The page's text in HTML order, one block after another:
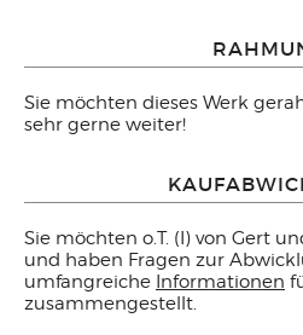
Sie möchten dieses Werk
sehr gerne weiter!
Sie möchten o.T. (I) von Gert
und haben Fragen zur
umfangreiche Informationen
zusammengestellt.